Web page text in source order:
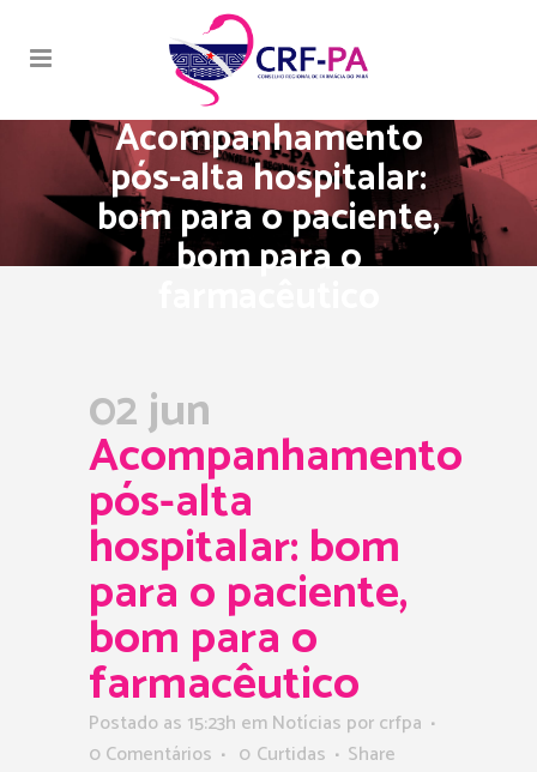
Acompanhamento
pós-alta hospitalar:
bom para o paciente,
bom para o
02 jun
Acompanhamento
pós-alta
hospitalar: bom
para o paciente,
bom para o
farmacêutico
Postado as 15:23h emNotícias porcrfpa
0 Comentários
0 Curtidas Share